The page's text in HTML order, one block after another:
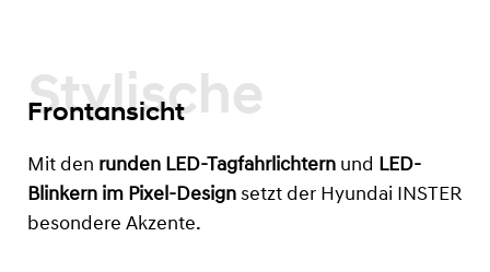
Stylische
Frontansicht
Mit den runden LED-Tagfahrlichtern und LED-
Blinkern im Pixel-Design setzt der Hyundai INSTER
besondere Akzente.